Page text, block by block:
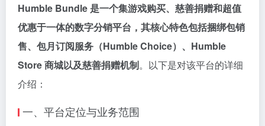
Humble Bundle 是一个集游戏购买、慈善捐赠和超值
优惠于一体的数字分销平台，其核心特色包括捆绑包销
售、包月订阅服务（Humble Choice）、Humble
Store 商城以及慈善捐赠机制。以下是对该平台的详细
介绍：
一、平台定位与业务范围